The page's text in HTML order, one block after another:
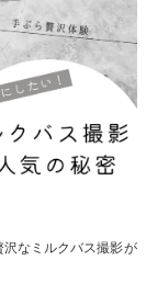
なミルクバス撮影が